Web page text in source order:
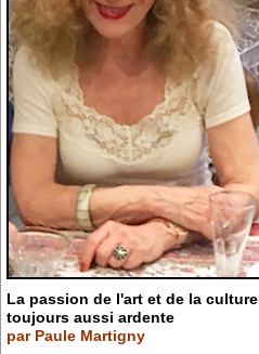
La passion de l'art et de la culture
toujours aussi ardente
par Paule Martigny